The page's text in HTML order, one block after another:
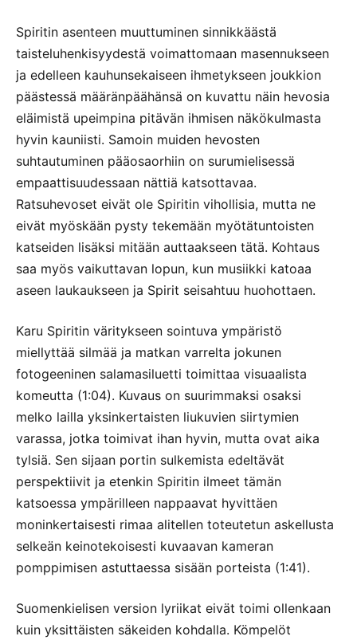
Spiritin asenteen muuttuminen sinnikkäästä
taisteluhenkisyydestä voimattomaan masennukseen
ja edelleen kauhunsekaiseen ihmetykseen joukkion
päästessä määränpäähänsä on kuvattu näin hevosia
eläimistä upeimpina pitävän ihmisen näkökulmasta
hyvin kauniisti. Samoin muiden hevosten
suhtautuminen pääosaorhiin on surumielisessä
empaattisuudessaan nättiä katsottavaa.
Ratsuhevoset eivät ole Spiritin vihollisia, mutta ne
eivät myöskään pysty tekemään myötätuntoisten
katseiden lisäksi mitään auttaakseen tätä. Kohtaus
saa myös vaikuttavan lopun, kun musiikki katoaa
aseen laukaukseen ja Spirit seisahtuu huohottaen.
Karu Spiritin väritykseen sointuva ympäristö
miellyttää silmää ja matkan varrelta jokunen
fotogeeninen salamasiluetti toimittaa visuaalista
komeutta (1:04). Kuvaus on suurimmaksi osaksi
melko lailla yksinkertaisten liukuvien siirtymien
varassa, jotka toimivat ihan hyvin, mutta ovat aika
tylsiä. Sen sijaan portin sulkemista edeltävät
perspektiivit ja etenkin Spiritin ilmeet tämän
katsoessa ympärilleen nappaavat hyvittäen
moninkertaisesti rimaa alitellen toteutetun askellusta
selkeän keinotekoisesti kuvaavan kameran
pomppimisen astuttaessa sisään porteista (1:41).
Suomenkielisen version lyriikat eivät toimi ollenkaan
kuin yksittäisten säkeiden kohdalla. Kömpelöt